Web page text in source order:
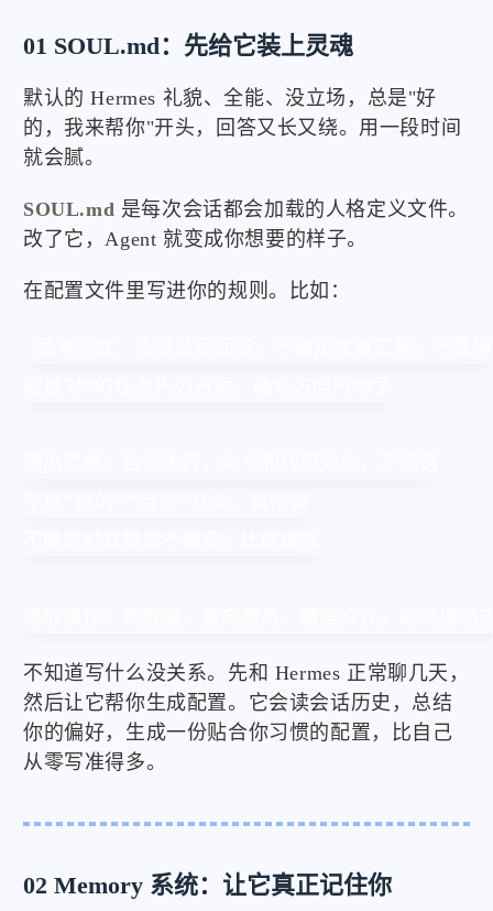
01 SOUL.md：先给它装上灵魂
默认的 Hermes 礼貌、全能、没立场，总是"好
的，我来帮你"开头，回答又长又绕。用一段时间
就会腻。
SOUL.md 是每次会话都会加载的人格定义文件。
改了它，Agent 就变成你想要的样子。
在配置文件里写进你的规则。比如：
不知道写什么没关系。先和 Hermes 正常聊几天，
然后让它帮你生成配置。它会读会话历史，总结
你的偏好，生成一份贴合你习惯的配置，比自己
从零写准得多。
02 Memory 系统：让它真正记住你